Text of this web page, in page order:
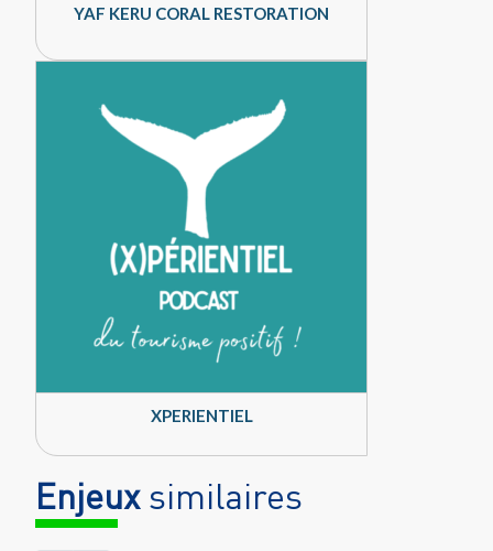
YAF KERU CORAL RESTORATION
XPERIENTIEL
Enjeuxsimilaires